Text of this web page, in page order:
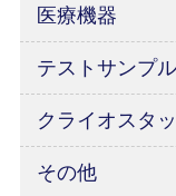
医療機器
テストサンプル
クライオスタ
その他